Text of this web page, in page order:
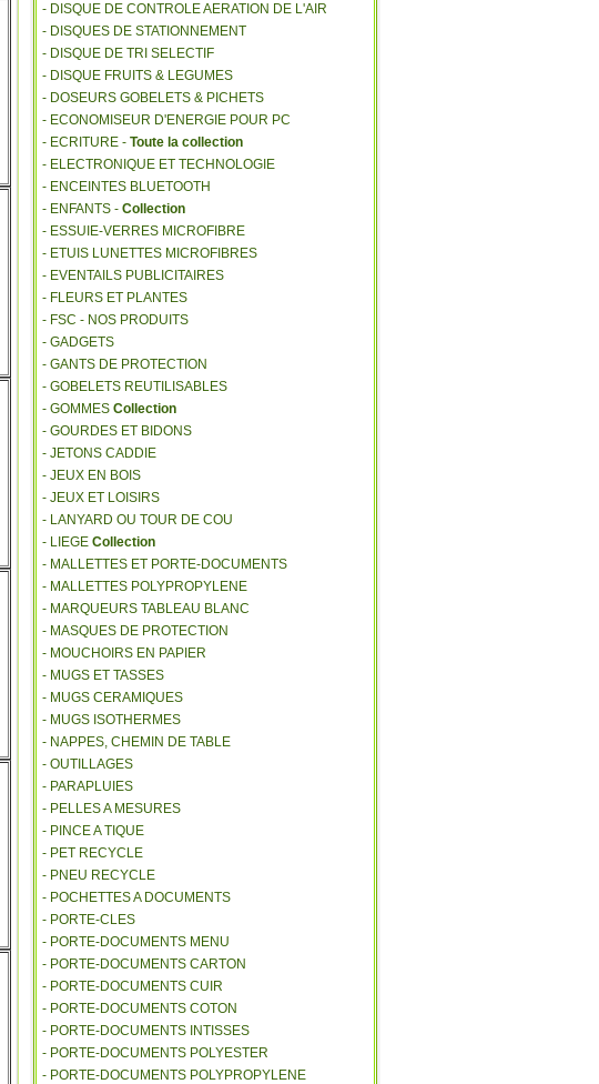
- DISQUE DE CONTROLE AERATION DE L'AIR
- DISQUES DE STATIONNEMENT
- DISQUE DE TRI SELECTIF
- DISQUE FRUITS & LEGUMES
- DOSEURS GOBELETS & PICHETS
- ECONOMISEUR D'ENERGIE POUR PC
- ECRITURE - Toute la collection
- ELECTRONIQUE ET TECHNOLOGIE
- ENCEINTES BLUETOOTH
- ENFANTS - Collection
- ESSUIE-VERRES MICROFIBRE
- ETUIS LUNETTES MICROFIBRES
- EVENTAILS PUBLICITAIRES
- FLEURS ET PLANTES
- FSC - NOS PRODUITS
- GADGETS
- GANTS DE PROTECTION
- GOBELETS REUTILISABLES
- GOMMES Collection
- GOURDES ET BIDONS
- JETONS CADDIE
- JEUX EN BOIS
- JEUX ET LOISIRS
- LANYARD OU TOUR DE COU
- LIEGE Collection
- MALLETTES ET PORTE-DOCUMENTS
- MALLETTES POLYPROPYLENE
- MARQUEURS TABLEAU BLANC
- MASQUES DE PROTECTION
- MOUCHOIRS EN PAPIER
- MUGS ET TASSES
- MUGS CERAMIQUES
- MUGS ISOTHERMES
- NAPPES, CHEMIN DE TABLE
- OUTILLAGES
- PARAPLUIES
- PELLES A MESURES
- PINCE A TIQUE
- PET RECYCLE
- PNEU RECYCLE
- POCHETTES A DOCUMENTS
- PORTE-CLES
- PORTE-DOCUMENTS MENU
- PORTE-DOCUMENTS CARTON
- PORTE-DOCUMENTS CUIR
- PORTE-DOCUMENTS COTON
- PORTE-DOCUMENTS INTISSES
- PORTE-DOCUMENTS POLYESTER
- PORTE-DOCUMENTS POLYPROPYLENE